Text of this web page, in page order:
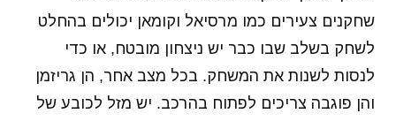
שחקנים צעירים כמו מרסיאל וקומאן יכולים בהחלט
לשחק בשלב שבו כבר יש ניצחון מובטח, או כדי
לנסות לשנות את המשחק. בכל מצב אחר, הן גריזמן
והן פוגבה צריכים לפתוח בהרכב. יש מזל לכובע של